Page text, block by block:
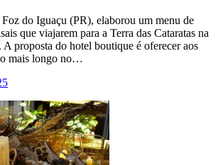
do Iguaçu (PR), elaborou um menu de
que viajarem para a Terra das Cataratas na
A proposta do hotel boutique é oferecer aos
mais longo no…